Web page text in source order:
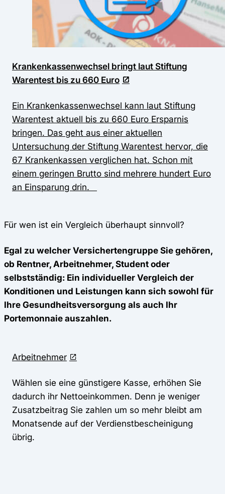
Krankenkassenwechsel bringt laut Stiftung
Warentest bis zu 660 Euro
Ein Krankenkassenwechsel kann laut Stiftung
Warentest aktuell bis zu 660 Euro Ersparnis
bringen. Das geht aus einer aktuellen
Untersuchung der Stiftung Warentest hervor, die
67 Krankenkassen verglichen hat. Schon mit
einem geringen Brutto sind mehrere hundert Euro
an Einsparung drin.
Für wen ist ein Vergleich überhaupt sinnvoll?
Egal zu welcher Versichertengruppe Sie gehören,
ob Rentner, Arbeitnehmer, Student oder
selbstständig: Ein individueller Vergleich der
Konditionen und Leistungen kann sich sowohl für
Ihre Gesundheitsversorgung als auch Ihr
Portemonnaie auszahlen.
Arbeitnehmer
Wählen sie eine günstigere Kasse, erhöhen Sie
dadurch ihr Nettoeinkommen. Denn je weniger
Zusatzbeitrag Sie zahlen um so mehr bleibt am
Monatsende auf der Verdienstbescheinigung
übrig.